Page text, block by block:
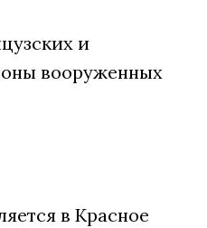
и
вооруженных
в Красное